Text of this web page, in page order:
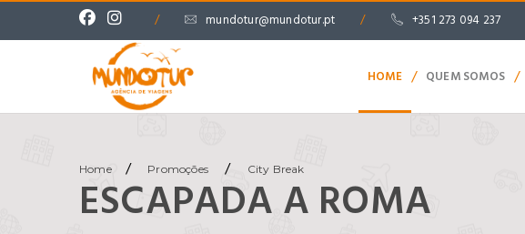
/ mundotur@mundotur.pt / +351 273 094 237
HOME / QUEM SOMOS /
Home / Promoções / City Break
ESCAPADA A ROMA